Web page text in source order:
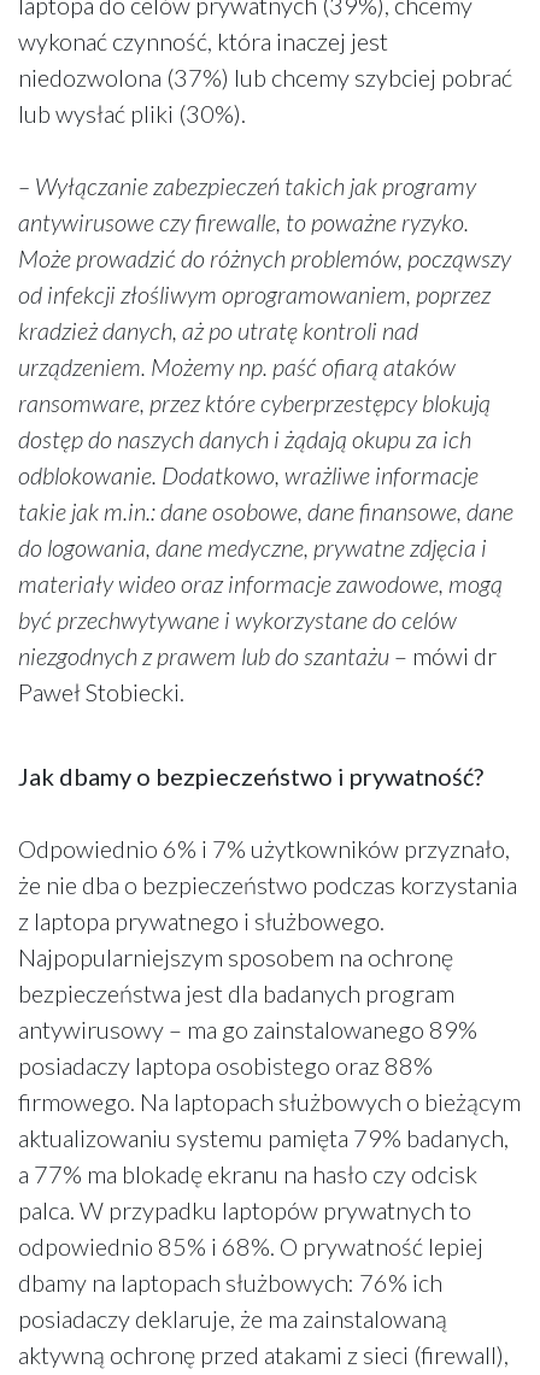
wykonać czynność, która inaczej jest
niedozwolona (37%) lub chcemy szybciej pobrać
lub wysłać pliki (30%).
– Wyłączanie zabezpieczeń takich jak programy
antywirusowe czy firewalle, to poważne ryzyko.
Może prowadzić do różnych problemów, począwszy
od infekcji złośliwym oprogramowaniem, poprzez
kradzież danych, aż po utratę kontroli nad
urządzeniem. Możemy np. paść ofiarą ataków
ransomware, przez które cyberprzestępcy blokują
dostęp do naszych danych i żądają okupu za ich
odblokowanie. Dodatkowo, wrażliwe informacje
takie jak m.in.: dane osobowe, dane finansowe, dane
do logowania, dane medyczne, prywatne zdjęcia i
materiały wideo oraz informacje zawodowe, mogą
być przechwytywane i wykorzystane do celów
niezgodnych z prawem lub do szantażu – mówi dr
Paweł Stobiecki.
Jak dbamy o bezpieczeństwo i prywatność?
Odpowiednio 6% i 7% użytkowników przyznało,
że nie dba o bezpieczeństwo podczas korzystania
z laptopa prywatnego i służbowego.
Najpopularniejszym sposobem na ochronę
bezpieczeństwa jest dla badanych program
antywirusowy – ma go zainstalowanego 89%
posiadaczy laptopa osobistego oraz 88%
firmowego. Na laptopach służbowych o bieżącym
aktualizowaniu systemu pamięta 79% badanych,
a 77% ma blokadę ekranu na hasło czy odcisk
palca. W przypadku laptopów prywatnych to
odpowiednio 85% i 68%. O prywatność lepiej
dbamy na laptopach służbowych: 76% ich
posiadaczy deklaruje, że ma zainstalowaną
aktywną ochronę przed atakami z sieci (firewall),